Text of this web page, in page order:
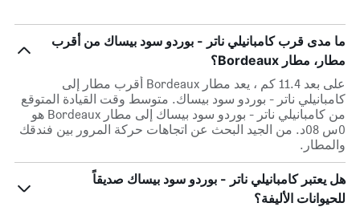
ما مدى قرب كامبانيلي ناتر - بوردو سود بيساك من أقرب
مطار، مطار Bordeaux؟
على بعد 11.4 كم ، يعد مطار Bordeaux أقرب مطار إلى
كامبانيلي ناتر - بوردو سود بيساك. متوسط وقت القيادة المتوقع
من كامبانيلي ناتر - بوردو سود بيساك إلى مطار Bordeaux هو
0س 08د. من الجيد البحث عن اتجاهات حركة المرور بين فندقك
والمطار.
هل يعتبر كامبانيلي ناتر - بوردو سود بيساك صديقاً
للحيوانات الأليفة؟